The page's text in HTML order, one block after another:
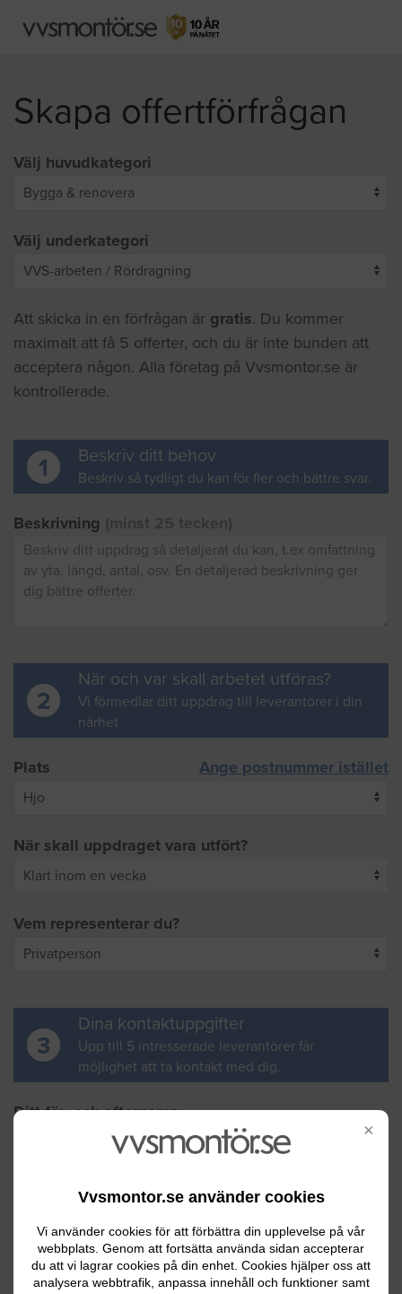
×
Vvsmontor.se använder cookies
Vi använder cookies för att förbättra din upplevelse på vår
webbplats. Genom att fortsätta använda sidan accepterar
du att vi lagrar cookies på din enhet. Cookies hjälper oss att
analysera webbtrafik, anpassa innehåll och funktioner samt
Skapa offertförfrågan
Välj huvudkategori
Välj underkategori
Att skicka in en förfrågan är gratis. Du kommer
maximalt att få 5 offerter, och du är inte bunden att
acceptera någon. Alla företag på Vvsmontor.se är
kontrollerade.
1 Beskriv ditt behov
Beskriv så tydligt du kan för fler och bättre svar.
Beskrivning
2
När och var skall arbetet utföras?
Vi förmedlar ditt uppdrag till leverantörer i din
närhet
Plats Ange postnummer istället
När skall uppdraget vara utfört?
Vem representerar du?
3
Dina kontaktuppgifter
Upp till 5 intresserade leverantörer får
möjlighet att ta kontakt med dig.
Ditt för- och efternamn
Din e-postadress
Ditt telefonnummer